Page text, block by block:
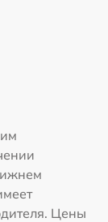
Цены